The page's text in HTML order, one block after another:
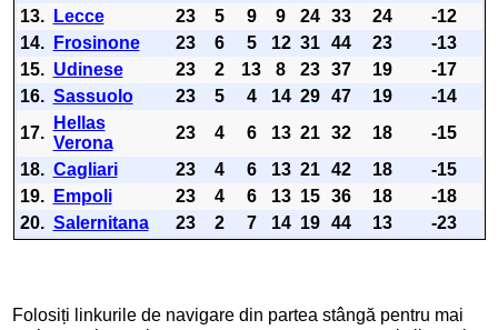
13.
Lecce 23 5 9 9 24 33 24
-12
14.
Frosinone 23 6 5 12 31 44 23
-13
15. Udinese 23 2 13 8 23 37 19
-17
16. Sassuolo 23 5 4 14 29 47 19
-14
17.
Hellas
Verona
23 4 6 13 21 32 18
-15
18. Cagliari 23 4 6 13 21 42 18
-15
19.
Empoli 23 4 6 13 15 36 18
-18
20. Salernitana 23 2 7 14 19 44 13 -23
Folosiți linkurile de navigare din partea stângă pentru mai